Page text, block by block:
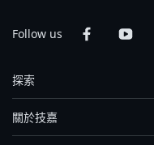
Follow us
探索
關於技嘉